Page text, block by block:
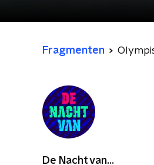
Fragmenten
De Nacht van...